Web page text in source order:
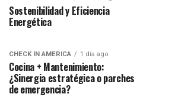
Sostenibilidad y Eficiencia
Energética
CHECK IN AMERICA 1 día ago
Cocina + Mantenimiento:
¿Sinergia estratégica o parches
de emergencia?